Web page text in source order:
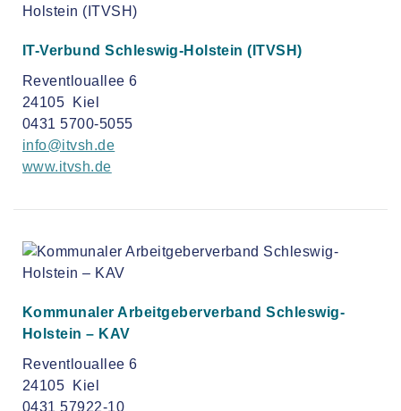
IT-Verbund Schleswig-Holstein (ITVSH)
Reventlouallee 6
24105 Kiel
0431 5700-5055
info@itvsh.de
www.itvsh.de
Kommunaler Arbeitgeberverband Schleswig-
Holstein – KAV
Reventlouallee 6
24105 Kiel
0431 57922-10